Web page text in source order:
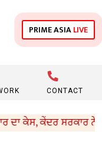
PRIME ASIALIVE
CONTACT
ਕੇਂਦਰ ਸਰਕਾਰ ਨੇ ਦਿੱਤੀ